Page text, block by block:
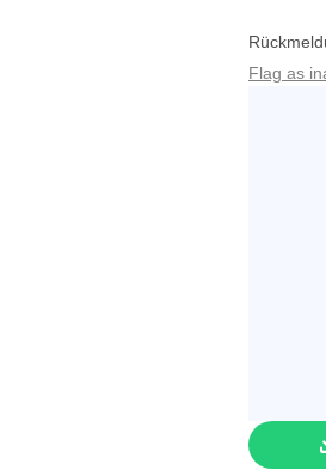
Flag as